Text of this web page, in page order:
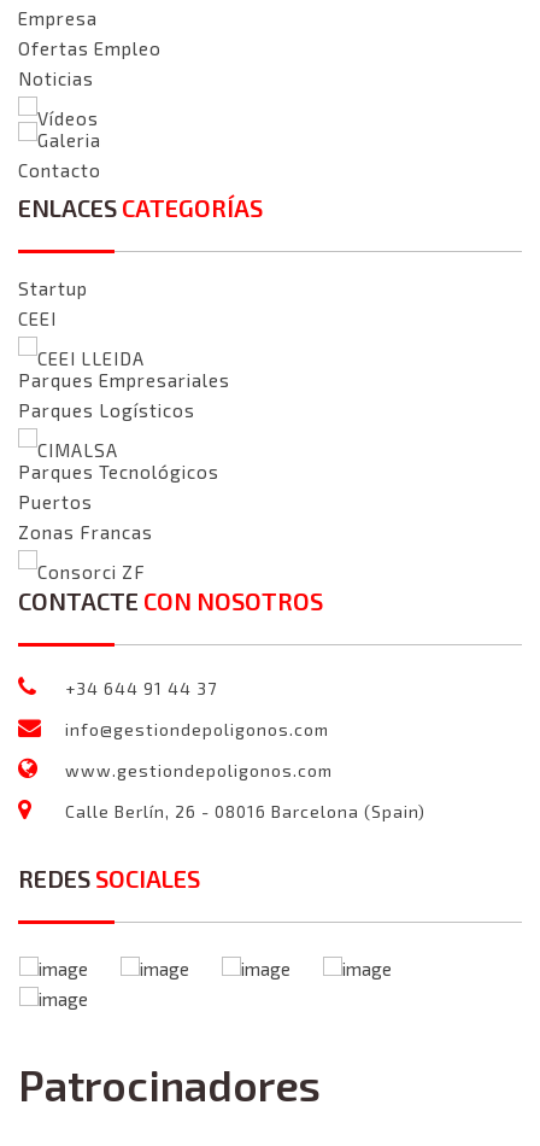
Empresa
Ofertas Empleo
Noticias
Vídeos
Galeria
Contacto
ENLACES CATEGORÍAS
Startup
CEEI
CEEI LLEIDA
Parques Empresariales
Parques Logísticos
CIMALSA
Parques Tecnológicos
Puertos
Zonas Francas
Consorci ZF
CONTACTE CON NOSOTROS
+34 644 91 44 37
info@gestiondepoligonos.com
www.gestiondepoligonos.com
Calle Berlín, 26 - 08016 Barcelona (Spain)
REDES SOCIALES
Patrocinadores